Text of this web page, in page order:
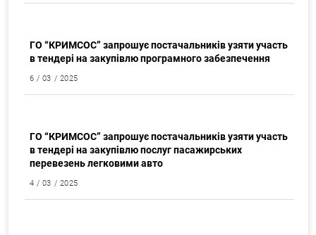
ГО “КРИМСОС” запрошує постачальників узяти участь
в тендері на закупівлю програмного забезпечення
6 / 03 / 2025
ГО “КРИМСОС” запрошує постачальників узяти участь
в тендері на закупівлю послуг пасажирських
перевезень легковими авто
4 / 03 / 2025